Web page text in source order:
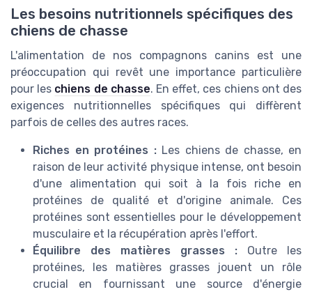
Les besoins nutritionnels spécifiques des
chiens de chasse
L'alimentation de nos compagnons canins est une
préoccupation qui revêt une importance particulière
pour les chiens de chasse. En effet, ces chiens ont des
exigences nutritionnelles spécifiques qui diffèrent
parfois de celles des autres races.
Riches en protéines :Les chiens de chasse, en
raison de leur activité physique intense, ont besoin
d'une alimentation qui soit à la fois riche en
protéines de qualité et d'origine animale. Ces
protéines sont essentielles pour le développement
musculaire et la récupération après l'effort.
Équilibre des matières grasses : Outre les
protéines, les matières grasses jouent un rôle
crucial en fournissant une source d'énergie